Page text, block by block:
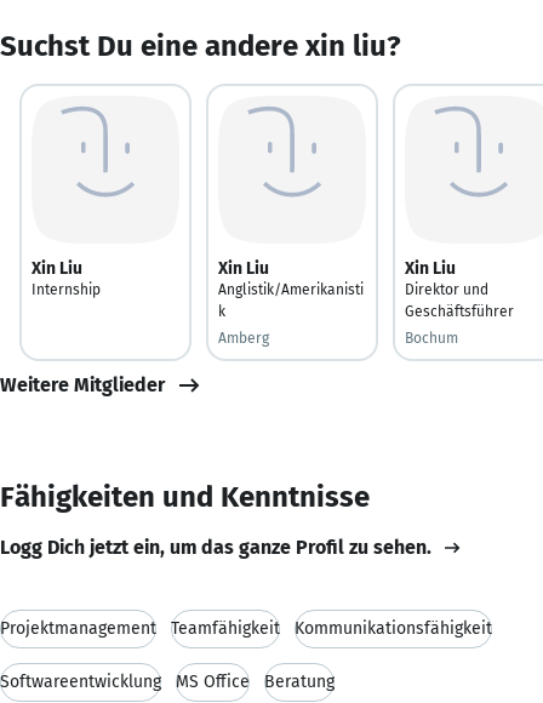
Suchst Du eine andere xin liu?
Xin Liu
Internship
Xin Liu
Anglistik/Amerikanisti
k
Amberg
Xin Liu
Direktor und
Geschäftsführer
Bochum
Weitere Mitglieder
Fähigkeiten und Kenntnisse
Logg Dich jetzt ein, um das ganze Profil zu sehen.
Projektmanagement Teamfähigkeit Kommunikationsfähigkeit
Softwareentwicklung MS Office Beratung